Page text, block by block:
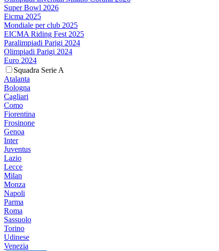
Super Bowl 2026
Eicma 2025
Mondiale per club 2025
EICMA Riding Fest 2025
Paralimpiadi Parigi 2024
Olimpiadi Parigi 2024
Euro 2024
Squadra Serie A
Atalanta
Bologna
Cagliari
Como
Fiorentina
Frosinone
Genoa
Inter
Juventus
Lazio
Lecce
Milan
Monza
Napoli
Parma
Roma
Sassuolo
Torino
Udinese
Venezia